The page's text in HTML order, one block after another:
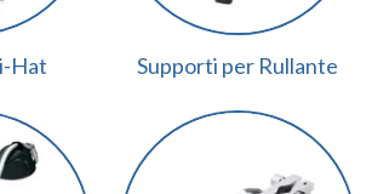
Hat Supporti per Rullante